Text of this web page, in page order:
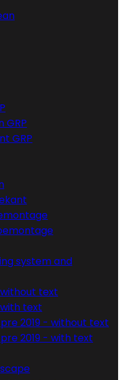
GRP
GRP
system and
without text
with text
2019 - without text
2019 - with text